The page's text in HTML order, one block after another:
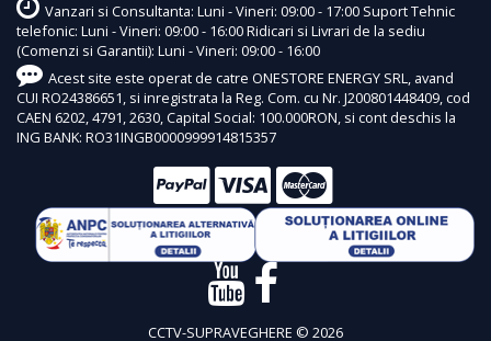
Vanzari si Consultanta: Luni - Vineri: 09:00 - 17:00 Suport Tehnic
telefonic: Luni - Vineri: 09:00 - 16:00 Ridicari si Livrari de la sediu
(Comenzi si Garantii): Luni - Vineri: 09:00 - 16:00
Acest site este operat de catre ONESTORE ENERGY SRL, avand
CUI RO24386651, si inregistrata la Reg. Com. cu Nr. J200801448409, cod
CAEN 6202, 4791, 2630, Capital Social: 100.000RON, si cont deschis la
ING BANK: RO31INGB0000999914815357
CCTV-SUPRAVEGHERE © 2026